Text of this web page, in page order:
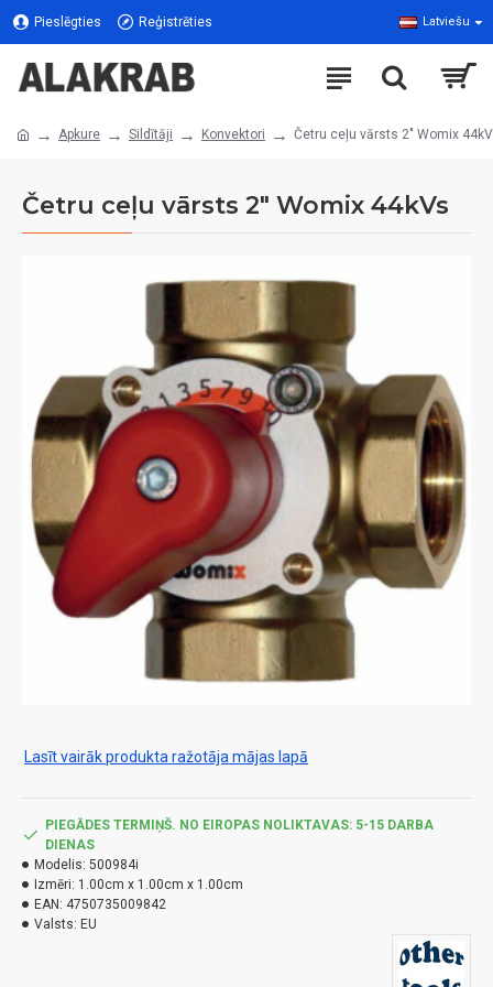
Pieslēgties Reģistrēties Latviešu
Apkure Sildītāji Konvektori Četru ceļu vārsts 2" Womix
Četru ceļu vārsts 2" Womix 44kVs
Lasīt vairāk produkta ražotāja mājas lapā
PIEGĀDES TERMIŅŠ. NO EIROPAS NOLIKTAVAS: 5-15 DARBA
DIENAS
Modelis: 500984i
Izmēri: 1.00cm x 1.00cm x 1.00cm
EAN: 4750735009842
Valsts: EU